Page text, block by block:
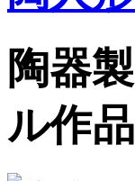
陶器
ル作